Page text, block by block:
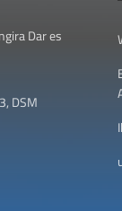
Dar es
DSM